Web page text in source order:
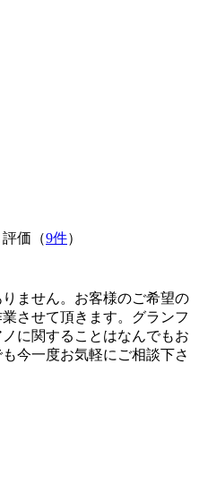
価（9件）
ません。お客様のご希望の
させて頂きます。グランフ
に関することはなんでもお
今一度お気軽にご相談下さ